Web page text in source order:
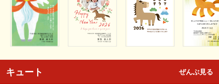
キュート ぜんぶ見る